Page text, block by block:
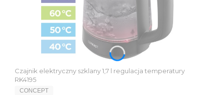
Czajnik elektryczny szklany 1,7 l regulacja temperatury
RK4195
PRODUCENT
CONCEPT